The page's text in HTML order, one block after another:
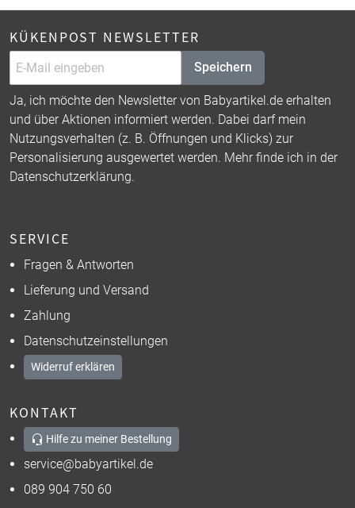
KÜKENPOST NEWSLETTER
Speichern
Ja, ich möchte den Newsletter von Babyartikel.de erhalten
und über Aktionen informiert werden. Dabei darf mein
Nutzungsverhalten (z. B. Öffnungen und Klicks) zur
Personalisierung ausgewertet werden. Mehr finde ich in der
Datenschutzerklärung.
SERVICE
Fragen & Antworten
Lieferung und Versand
Zahlung
Datenschutzeinstellungen
Widerruf erklären
KONTAKT
Hilfe zu meiner Bestellung
service@babyartikel.de
089 904 750 60